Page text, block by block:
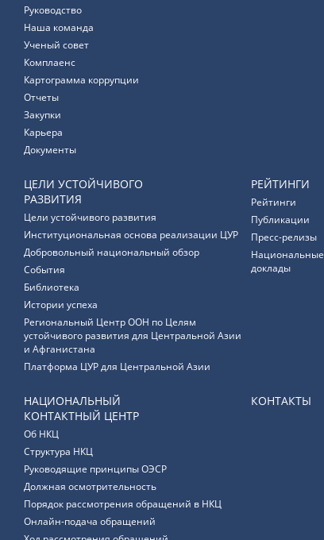
Руководство
Наша команда
Ученый совет
Комплаенс
Картограмма коррупции
Отчеты
Закупки
Карьера
Документы
ЦЕЛИ УСТОЙЧИВОГО
РАЗВИТИЯ
Цели устойчивого развития
Институциональная основа реализации ЦУР
Добровольный национальный обзор
События
Библиотека
Истории успеха
Региональный Центр ООН по Целям
устойчивого развития для Центральной Азии
и Афганистана
Платформа ЦУР для Центральной Азии
РЕЙТИНГИ
Рейтинги
Публикации
Пресс-релизы
Национальные
доклады
НАЦИОНАЛЬНЫЙ
КОНТАКТНЫЙ ЦЕНТР
Об НКЦ
Структура НКЦ
Руководящие принципы ОЭСР
Должная осмотрительность
Порядок рассмотрения обращений в НКЦ
Онлайн-подача обращений
КОНТАКТЫ